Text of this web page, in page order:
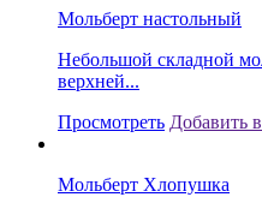
Мольберт настольный
Небольшой складной
верхней...
Просмотреть Добавить
Мольберт Хлопушка